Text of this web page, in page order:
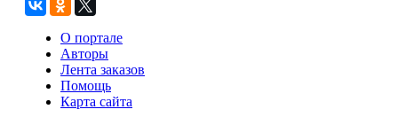
О портале
Авторы
Лента заказов
Помощь
Карта сайта